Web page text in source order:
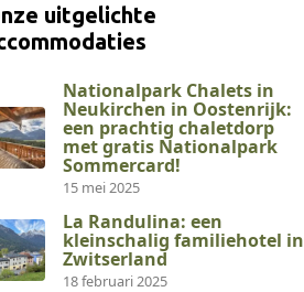
uitgelichte
Nationalpark Chalets in
Neukirchen in Oostenrijk:
een prachtig chaletdorp
met gratis Nationalpark
Sommercard!
15 mei 2025
La Randulina: een
kleinschalig familiehotel in
Zwitserland
18 februari 2025